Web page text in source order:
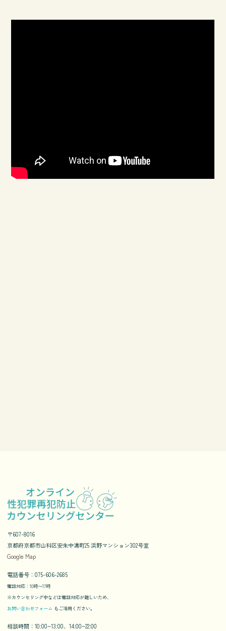
〒607-8016
京都府京都市山科区安朱中溝町25 浜野マンション302号室
Google Map
電話番号：075-606-2685
電話対応：10時〜17時
※カウンセリング中などは電話対応が難しいため、
お問い合わせフォーム もご活用ください。
相談時間：10:00~13:00、14:00~22:00